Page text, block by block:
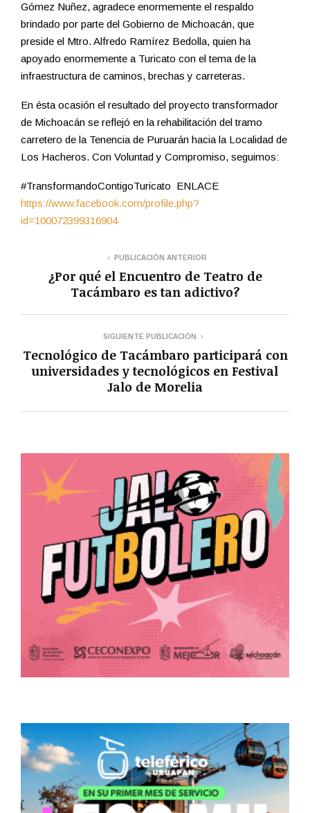
Gómez Nuñez, agradece enormemente el respaldo
brindado por parte del Gobierno de Michoacán, que
preside el Mtro. Alfredo Ramírez Bedolla, quien ha
apoyado enormemente a Turicato con el tema de la
infraestructura de caminos, brechas y carreteras.
En ésta ocasión el resultado del proyecto transformador
de Michoacán se reflejó en la rehabilitación del tramo
carretero de la Tenencia de Puruarán hacia la Localidad de
Los Hacheros. Con Voluntad y Compromiso, seguimos:
#TransformandoContigoTuricato ENLACE
https://www.facebook.com/profile.php?
id=100072399316904
PUBLICACIÓN ANTERIOR
¿Por qué el Encuentro de Teatro de
Tacámbaro es tan adictivo?
SIGUIENTE PUBLICACIÓN
Tecnológico de Tacámbaro participará con
universidades y tecnológicos en Festival
Jalo de Morelia